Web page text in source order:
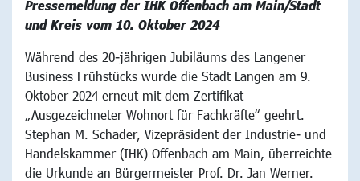
Pressemeldung der IHK Offenbach am Main/Stadt
und Kreis vom 10. Oktober 2024
Während des 20-jährigen Jubiläums des Langener
Business Frühstücks wurde die Stadt Langen am 9.
Oktober 2024 erneut mit dem Zertifikat
„Ausgezeichneter Wohnort für Fachkräfte“ geehrt.
Stephan M. Schader, Vizepräsident der Industrie- und
Handelskammer (IHK) Offenbach am Main, überreichte
die Urkunde an Bürgermeister Prof. Dr. Jan Werner.